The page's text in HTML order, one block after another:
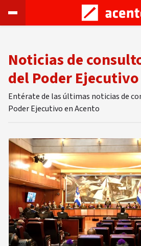
Noticias de
del Poder Ejecutivo
Entérate de las últimas noticias de
Poder Ejecutivo en Acento